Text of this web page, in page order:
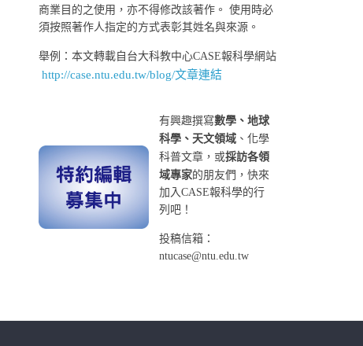
商業目的之使用，亦不得修改該著作。 使用時必
須按照著作人指定的方式表彰其姓名與來源。
舉例：本文轉載自台大科教中心CASE報科學網站
http://case.ntu.edu.tw/blog/文章連結
有興趣撰寫數學、地球
科學、天文領域 、化學
科普文章，或採訪各領
域專家的朋友們，快來
加入CASE報科學的行
列吧！
投稿信箱：
ntucase@ntu.edu.tw